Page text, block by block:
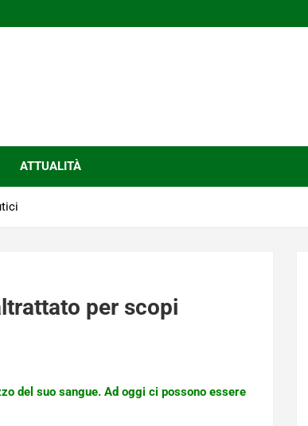
ATTUALITÀ
per scopi
del suo sangue. Ad oggi ci possono essere